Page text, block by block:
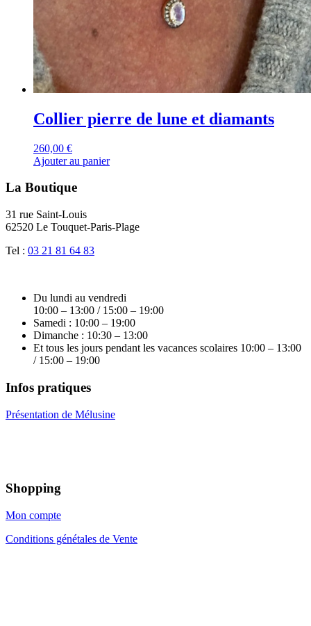
Collier pierre de lune et diamants
260,00 €
Ajouter au panier
La Boutique
31 rue Saint-Louis
62520 Le Touquet-Paris-Plage
Tel : 03 21 81 64 83
Du lundi au vendredi
10:00 – 13:00 / 15:00 – 19:00
Samedi : 10:00 – 19:00
Dimanche : 10:30 – 13:00
Et tous les jours pendant les vacances scolaires 10:00 – 13:00
/ 15:00 – 19:00
Infos pratiques
Présentation de Mélusine
Shopping
Mon compte
Conditions génétales de Vente